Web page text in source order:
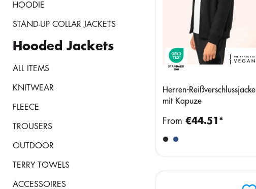
HOODIE
STAND-UP COLLAR JACKETS
Hooded Jackets
ALL ITEMS
KNITWEAR
FLEECE
TROUSERS
OUTDOOR
TERRY TOWELS
ACCESSOIRES
Herren-Reißverschlussjacke
mit Kapuze
From €44.51*